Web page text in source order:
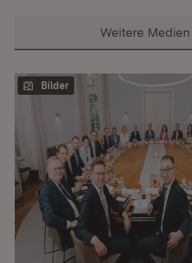
Inhalt auswählen
Weitere Medien
Bilder